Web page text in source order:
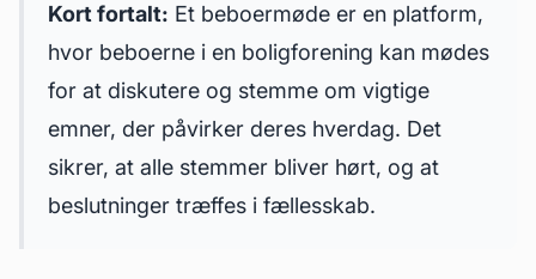
Kort fortalt: Et beboermøde er en platform,
hvor beboerne i en boligforening kan mødes
for at diskutere og stemme om vigtige
emner, der påvirker deres hverdag. Det
sikrer, at alle stemmer bliver hørt, og at
beslutninger træffes i fællesskab.